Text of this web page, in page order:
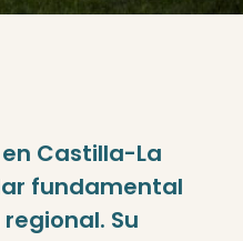
Castilla-La
fundamental
Su